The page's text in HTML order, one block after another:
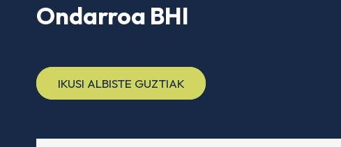
Ondarroa BHI
IKUSI ALBISTE GUZTIAK